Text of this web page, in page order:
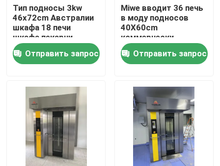
Тур по фабрике
Контроль качества
Подовая печь для пекарни
Хлебобулочная печь
Печь конвекции пекарни
Тип подносы 3kw
46x72cm Австралии
шкафа 18 печи
шкафа пекарни
одиночные для
тортов хлеба
Отправить запрос
Miwe вводит 36 печь
в моду подносов
40X60cm
коммерчески
роторную для печь
пиццы тортов хлеба
Отправить запрос